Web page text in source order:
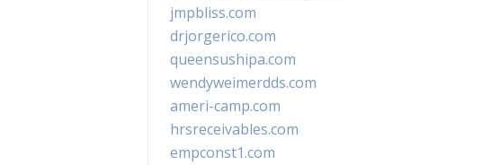
jmpbliss.com
drjorgerico.com
queensushipa.com
wendyweimerdds.com
ameri-camp.com
hrsreceivables.com
empconst1.com